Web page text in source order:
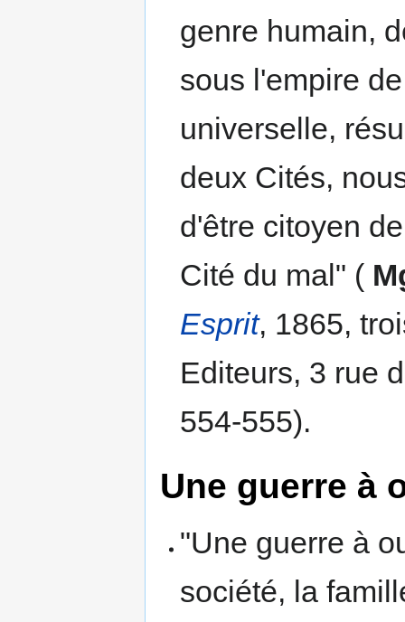
genre humain,
sous l'empire
universelle,
deux Cités,
d'être citoyen
Cité du mal" (
Esprit, 1865,
Editeurs, 3 rue
554-555).
Une guerre à
"Une guerre à
société, la